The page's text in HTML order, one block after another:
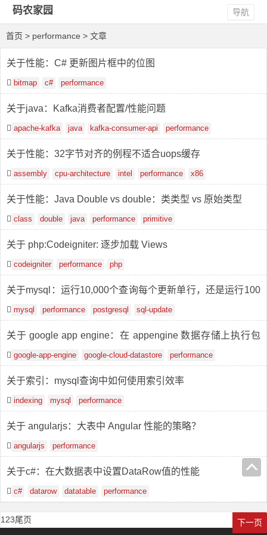
码农家园 导航
首页 > performance > 文章
关于性能：C# 更新图片框中的位图
bitmap c# performance
关于java：Kafka消费者配置/性能问题
apache-kafka java kafka-consumer-api performance
关于性能：32字节对齐的例程不适合uops缓存
assembly cpu-architecture intel performance x86
关于性能：Java Double vs double：类类型 vs 原始类型
class double java performance primitive
关于 php:Codeigniter: 逐步加载 Views
codeigniter performance php
关于mysql：运行10,000个查询每个更新单行，还是运行100
个查询每个更新100行更快？
mysql performance postgresql sql-update
关于 google app engine：在 appengine 数据存储上执行包
含两个”包含”测试的查询需要多长时间？
google-app-engine google-cloud-datastore performance
关于索引：mysql查询中如何使用索引效率
indexing mysql performance
关于 angularjs：大表中 Angular 性能的策略？
angularjs performance
关于c#：在大数据表中设置DataRow值的性能
c# datarow datatable performance
1 23 下一页
尾页